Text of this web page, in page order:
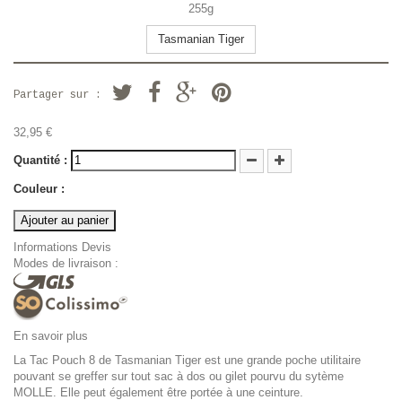
255g
Tasmanian Tiger
Partager sur :
32,95 €
Quantité :
Couleur :
Ajouter au panier
Informations Devis
Modes de livraison :
En savoir plus
La Tac Pouch 8 de Tasmanian Tiger est une grande poche utilitaire
pouvant se greffer sur tout sac à dos ou gilet pourvu du sytème
MOLLE. Elle peut également être portée à une ceinture.